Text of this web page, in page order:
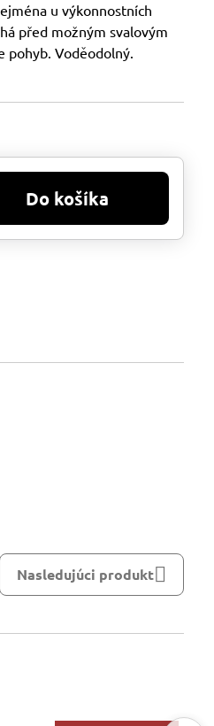
u výkonnostních
před možným svalovým
pohyb. Voděodolný.
Do košíka
Nasledujúci produkt